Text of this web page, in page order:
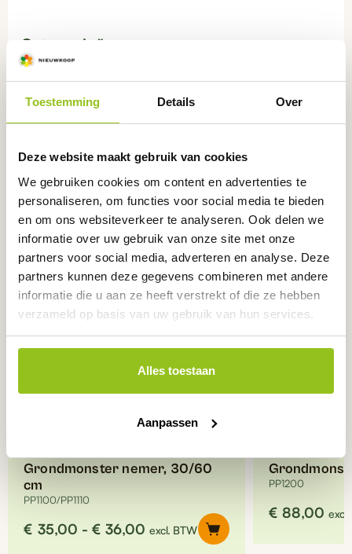
Toestemming Details Over
Deze website maakt gebruik van cookies
We gebruiken cookies om content en advertenties te
personaliseren, om functies voor social media te bieden
en om ons websiteverkeer te analyseren. Ook delen we
informatie over uw gebruik van onze site met onze
partners voor social media, adverteren en analyse. Deze
partners kunnen deze gegevens combineren met andere
informatie die u aan ze heeft verstrekt of die ze hebben
verzameld op basis van uw gebruik van hun services.
Alles toestaan
Aanpassen
Categorieën:
Ook interessantvoor u
Grondmonster nemer, 30/60
cm
PP1100/PP1110
€ 35,00 - € 36,00 Prijsklasse:
excl. BTW
Dit
product
meerdere
variaties.
Deze
optie
kan
gekozen
op
PP1200
€ 88,00